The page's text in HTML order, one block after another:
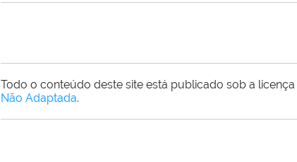
Todo o conteúdo deste site está publicado sob a licença
Não Adaptada.